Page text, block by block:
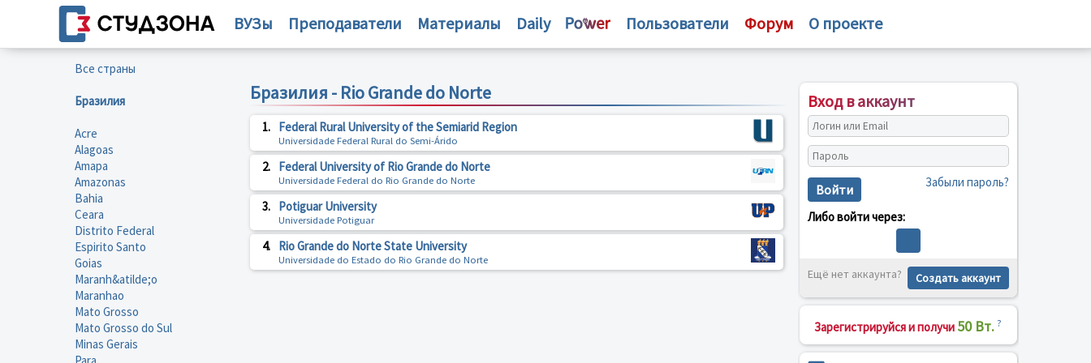
ВУЗы Преподаватели Материалы Daily Пользователи Форум О проекте
Все страны
Бразилия
Acre
Alagoas
Amapa
Amazonas
Bahia
Ceara
Distrito Federal
Espirito Santo
Goias
Maranh&atilde;o
Maranhao
Mato Grosso
Mato Grosso do Sul
Minas Gerais
Бразилия - Rio Grande do Norte
1. Federal Rural University of the Semiarid Region
Universidade Federal Rural do Semi-Árido
2. Federal University of Rio Grande do Norte
Universidade Federal do Rio Grande do Norte
3. Potiguar University
Universidade Potiguar
4. Rio Grande do Norte State University
Universidade do Estado do Rio Grande do Norte
Вход в аккаунт
Войти Забыли пароль?
Либо войти через:
Ещё нет аккаунта? Создать аккаунт
Зарегистрируйся и получи 50 Вт. ?